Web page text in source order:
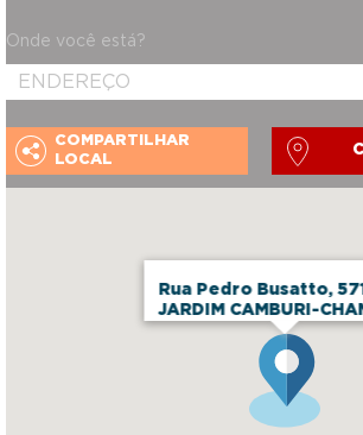
Rua Pedro Busatto,
JARDIM CAMBURI-
Onde você está?
COMPARTILHAR
LOCAL